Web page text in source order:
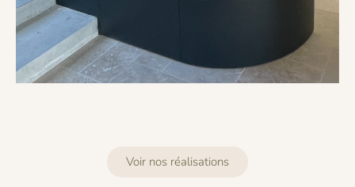
Voir nos réalisations